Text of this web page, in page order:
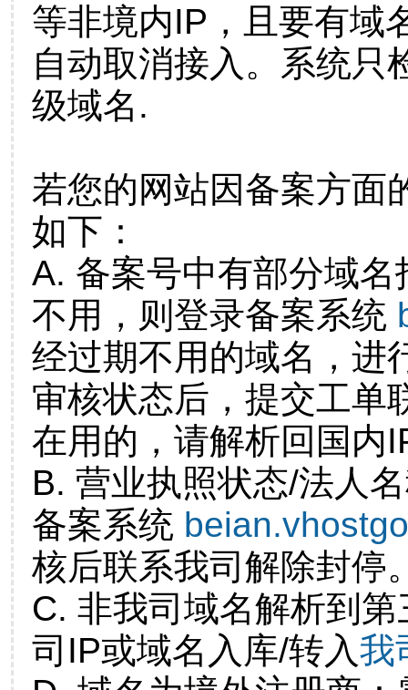
等非境内IP，且要有域
自动取消接入。系统只
级域名.
若您的网站因备案方面
如下：
A. 备案号中有部分域
不用，则登录备案系统
经过期不用的域名，进
审核状态后，提交工单
在用的，请解析回国内
B. 营业执照状态/法人
备案系统
核后联系我司解除封停
C. 非我司域名解析到
司IP或域名入库/转入我